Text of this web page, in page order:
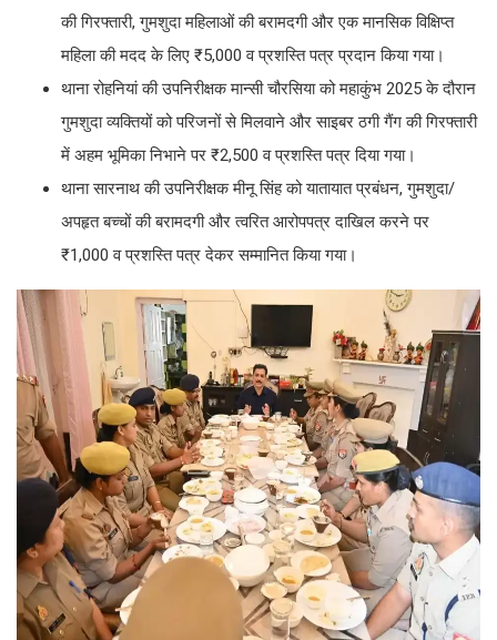
की गिरफ्तारी, गुमशुदा महिलाओं की बरामदगी और एक मानसिक विक्षिप्त
महिला की मदद के लिए ₹5,000 व प्रशस्ति पत्र प्रदान किया गया।
थाना रोहनियां की उपनिरीक्षक मान्सी चौरसिया को महाकुंभ 2025 के दौरान
गुमशुदा व्यक्तियों को परिजनों से मिलवाने और साइबर ठगी गैंग की गिरफ्तारी
में अहम भूमिका निभाने पर ₹2,500 व प्रशस्ति पत्र दिया गया।
थाना सारनाथ की उपनिरीक्षक मीनू सिंह को यातायात प्रबंधन, गुमशुदा/
अपहृत बच्चों की बरामदगी और त्वरित आरोपपत्र दाखिल करने पर
₹1,000 व प्रशस्ति पत्र देकर सम्मानित किया गया।